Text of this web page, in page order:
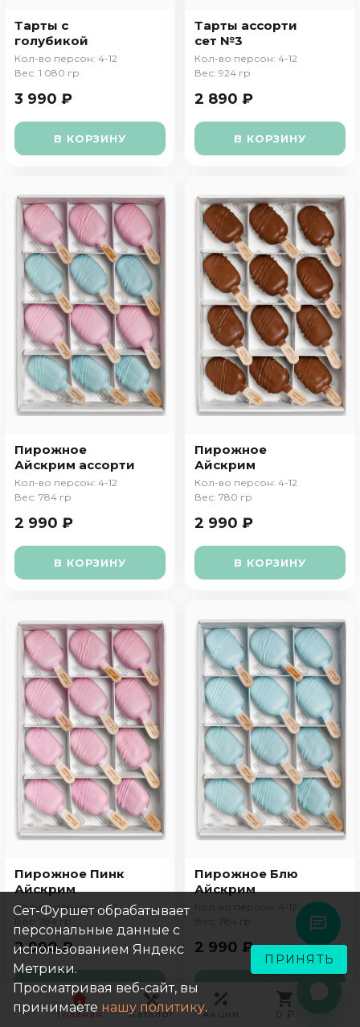
Тарты с
голубикой
Кол-во персон: 4-12
Вес: 1 080 гр
3 990 ₽
В КОРЗИНУ
Тарты ассорти
сет №3
Кол-во персон: 4-12
Вес: 924 гр
2 890 ₽
В КОРЗИНУ
Пирожное
Айскрим ассорти
Кол-во персон: 4-12
Вес: 784 гр
2 990 ₽
В КОРЗИНУ
Пирожное
Айскрим
Кол-во персон: 4-12
Вес: 780 гр
2 990 ₽
В КОРЗИНУ
Пирожное Пинк
Айскрим
Кол-во персон: 4-12
Вес: 784 гр
2 990 ₽
В КОРЗИНУ
Пирожное Блю
Айскрим
Кол-во персон: 4-12
Вес: 784 гр
2 990 ₽
В КОРЗИНУ
Главная Каталог Акции 0 ₽
Сет-Фуршет обрабатывает
персональные данные с
использованием Яндекс
Метрики.
Просматривая веб-сайт, вы
принимаете нашу политику.
ПРИНЯТЬ